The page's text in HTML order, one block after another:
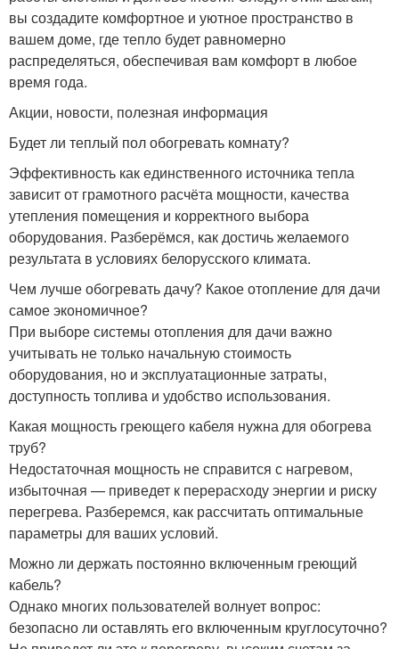
вы создадите комфортное и уютное пространство в
вашем доме, где тепло будет равномерно
распределяться, обеспечивая вам комфорт в любое
время года.
Акции, новости, полезная информация
Будет ли теплый пол обогревать комнату?
Эффективность как единственного источника тепла
зависит от грамотного расчёта мощности, качества
утепления помещения и корректного выбора
оборудования. Разберёмся, как достичь желаемого
результата в условиях белорусского климата.
Чем лучше обогревать дачу? Какое отопление для дачи
самое экономичное?
При выборе системы отопления для дачи важно
учитывать не только начальную стоимость
оборудования, но и эксплуатационные затраты,
доступность топлива и удобство использования.
Какая мощность греющего кабеля нужна для обогрева
труб?
Недостаточная мощность не справится с нагревом,
избыточная — приведет к перерасходу энергии и риску
перегрева. Разберемся, как рассчитать оптимальные
параметры для ваших условий.
Можно ли держать постоянно включенным греющий
кабель?
Однако многих пользователей волнует вопрос:
безопасно ли оставлять его включенным круглосуточно?